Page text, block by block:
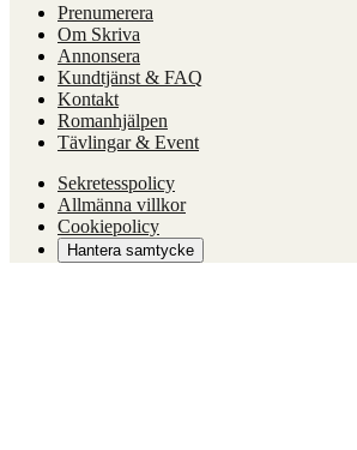
Prenumerera
Om Skriva
Annonsera
Kundtjänst & FAQ
Kontakt
Romanhjälpen
Tävlingar & Event
Sekretesspolicy
Allmänna villkor
Cookiepolicy
Hantera samtycke